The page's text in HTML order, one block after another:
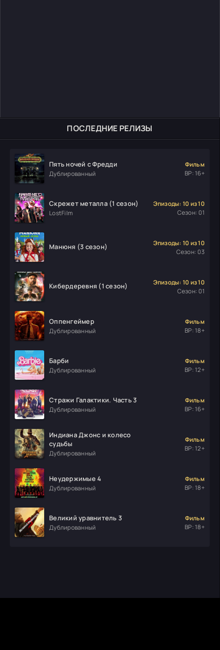
ПОСЛЕДНИЕ РЕЛИЗЫ
Пять ночей с Фредди
Дублированный
Фильм
ВР: 16+
Скрежет металла (1 сезон)
LostFilm
Эпизоды: 10 из 10
Сезон: 01
Манюня (3 сезон)
Эпизоды: 10 из 10
Сезон: 03
Кибердеревня (1 сезон)
Эпизоды: 10 из 10
Сезон: 01
Оппенгеймер
Дублированный
Фильм
ВР: 18+
Барби
Дублированный
Фильм
ВР: 12+
Стражи Галактики. Часть 3
Дублированный
Фильм
ВР: 16+
Индиана Джонс и колесо
судьбы
Дублированный
Фильм
ВР: 12+
Неудержимые 4
Дублированный
Фильм
ВР: 18+
Великий уравнитель 3
Дублированный
Фильм
ВР: 18+